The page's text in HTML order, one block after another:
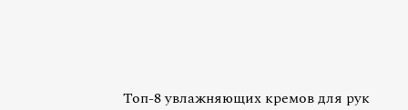
Топ-8 увлажняющих кремов для рук